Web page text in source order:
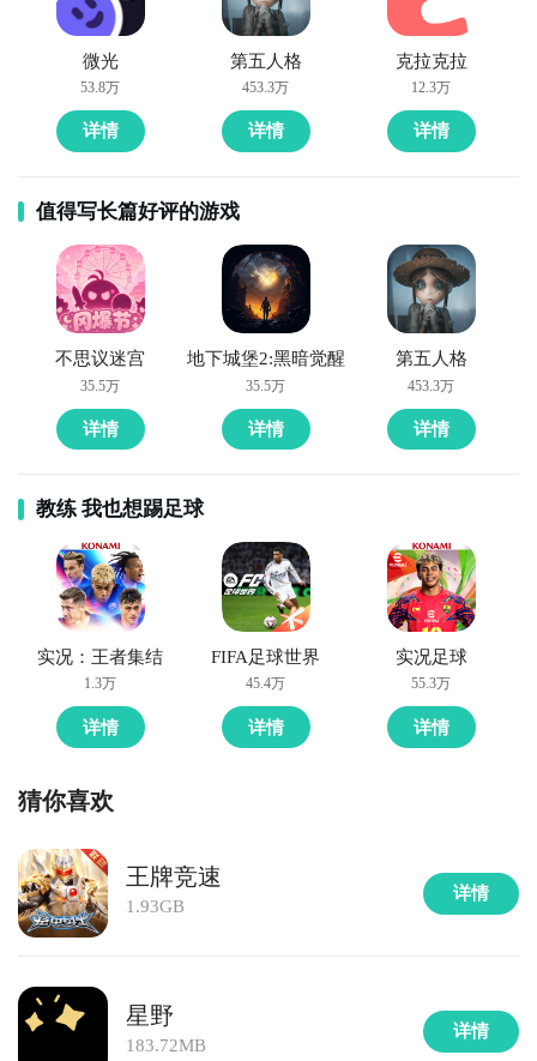
1、王牌星舰重启简要评析：
《王牌星舰:重启》是一款以宇宙科幻为题材的挂机类美
漫星战手游，游戏包含卡牌、放置、SLG、Roguelike
等多元玩法。在诺亚宇宙，玩家作为指挥官可以通过巡
航、任务、虫洞等获取强力的星舰、装备、事务官等，
以此来逐渐增强舰队的实力；也可以结识朋友，加入阵
营，参与星系的资源采集，一起组建联合舰队抵抗虫族
验！【休闲自动巡航，探索未知宇宙】放置探索各大星
球，自动宇宙巡航，离开游戏也能获得丰厚挂机奖励；
经典飞机大战小游戏玩法，长按巡航星舰即可体验！
【组建王牌舰队，搭配超强技能】可招募数十架酷炫驱
逐舰、巡洋舰和护卫舰，丰富的养成系统，上阵指定星
舰还能触发多层技能联动效果；合理布阵，探索宇宙更
轻松！【执行宇宙军务，保卫人类家园】大地图阵营
战，驱逐虫族，采集掠夺，矿脉秘境等诸多宇宙军务，
力。【开启星港探险，体验更多玩法】通过竞技会馆等
洞冒险，解锁神秘特技事务官，助力打造最强舰队！
2、王牌星舰重启图片欣赏：
1、王牌星舰重启简要评析：
《王牌星舰:重启》是一款以宇宙科幻为题材的挂机类美
等多元玩法。在诺亚宇宙，玩家作为指挥官可以通过巡
航、任务、虫洞等获取强力的星舰、装备、事务官等，
以此来逐渐增强舰队的实力；也可以结识朋友，加入阵
微光
53.8万
详情
第五人格
453.3万
详情
克拉克拉
12.3万
详情
值得写长篇好评的游戏
不思议迷宫
35.5万
详情
地下城堡2:黑暗觉醒
35.5万
详情
第五人格
453.3万
详情
教练 我也想踢足球
实况：王者集结
1.3万
详情
FIFA足球世界
45.4万
详情
实况足球
55.3万
详情
猜你喜欢
王牌竞速
1.93GB
详情
星野
183.72MB
详情